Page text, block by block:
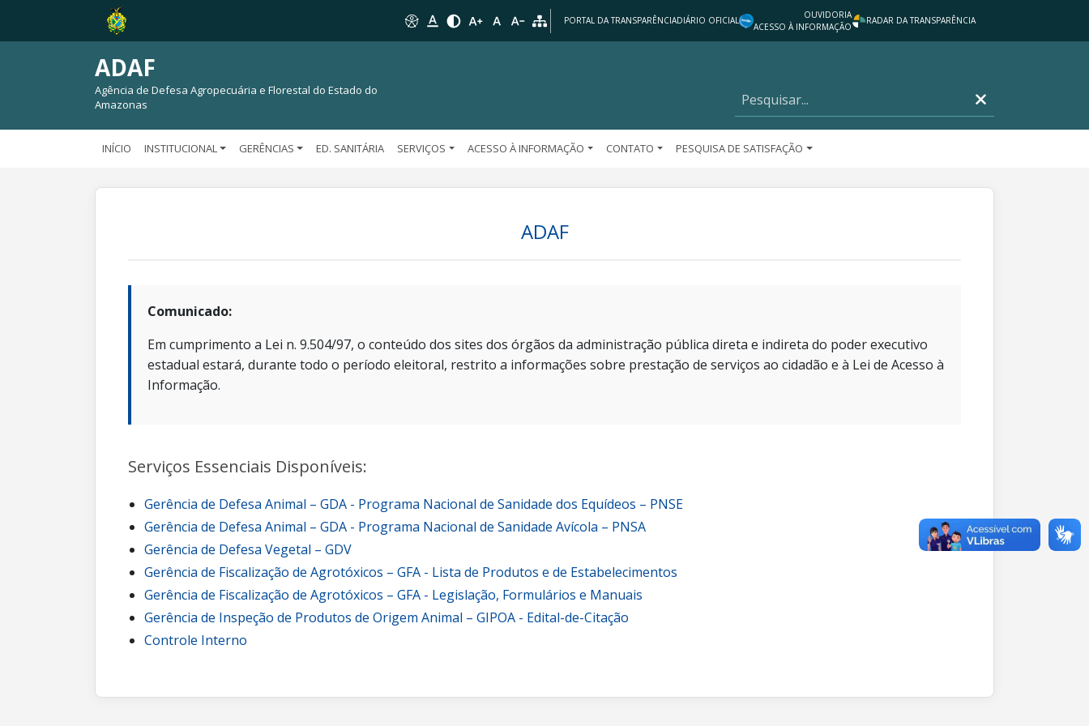
PORTAL DA TRANSPARÊNCIADIÁRIO OFICIAL
OUVIDORIA
ACESSO À INFORMAÇÃO
RADAR DA TRANSPARÊNCIA
ADAF
Agência de Defesa Agropecuária e Florestal do Estado do
Amazonas
INÍCIO INSTITUCIONAL GERÊNCIAS ED. SANITÁRIA SERVIÇOS ACESSO À INFORMAÇÃO CONTATO PESQUISA DE SATISFAÇÃO
ADAF
Comunicado:
Em cumprimento a Lei n. 9.504/97, o conteúdo dos sites dos órgãos da administração pública direta e indireta do poder executivo
estadual estará, durante todo o período eleitoral, restrito a informações sobre prestação de serviços ao cidadão e à Lei de Acesso à
Informação.
Serviços Essenciais Disponíveis:
Gerência de Defesa Animal – GDA - Programa Nacional de Sanidade dos Equídeos – PNSE
Gerência de Defesa Animal – GDA - Programa Nacional de Sanidade Avícola – PNSA
Gerência de Defesa Vegetal – GDV
Gerência de Fiscalização de Agrotóxicos – GFA - Lista de Produtos e de Estabelecimentos
Gerência de Fiscalização de Agrotóxicos – GFA - Legislação, Formulários e Manuais
Gerência de Inspeção de Produtos de Origem Animal – GIPOA - Edital-de-Citação
Controle Interno